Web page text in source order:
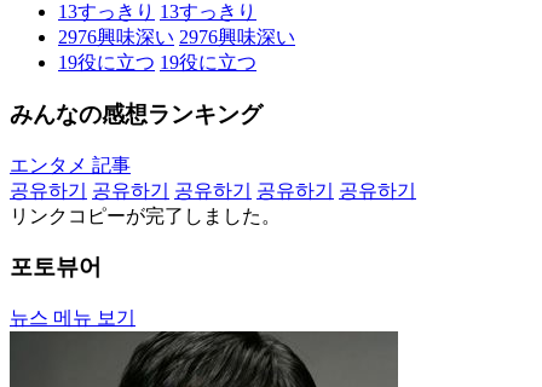
13すっきり 13すっきり
2976興味深い 2976興味深い
19役に立つ 19役に立つ
みんなの感想ランキング
エンタメ 記事
공유하기
공유하기 공유하기 공유하기
공유하기
リンクコピーが完了しました。
포토뷰어
뉴스 메뉴 보기